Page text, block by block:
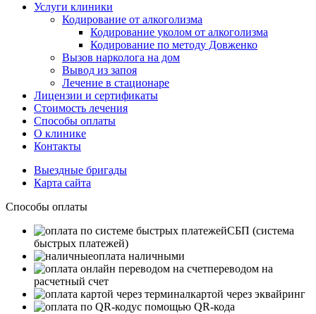
Услуги клиники
Кодирование от алкоголизма
Кодирование уколом от алкоголизма
Кодирование по методу Довженко
Вызов нарколога на дом
Вывод из запоя
Лечение в стационаре
Лицензии и сертификаты
Стоимость лечения
Способы оплаты
О клинике
Контакты
Выездные бригады
Карта сайта
Способы оплаты
СБП (система
быстрых платежей)
оплата наличными
переводом на
расчетный счет
картой через эквайринг
с помощью QR-кода